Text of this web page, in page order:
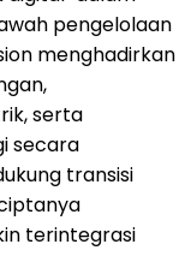
pengelolaan
menghadirkan
serta
secara
transisi
terintegrasi